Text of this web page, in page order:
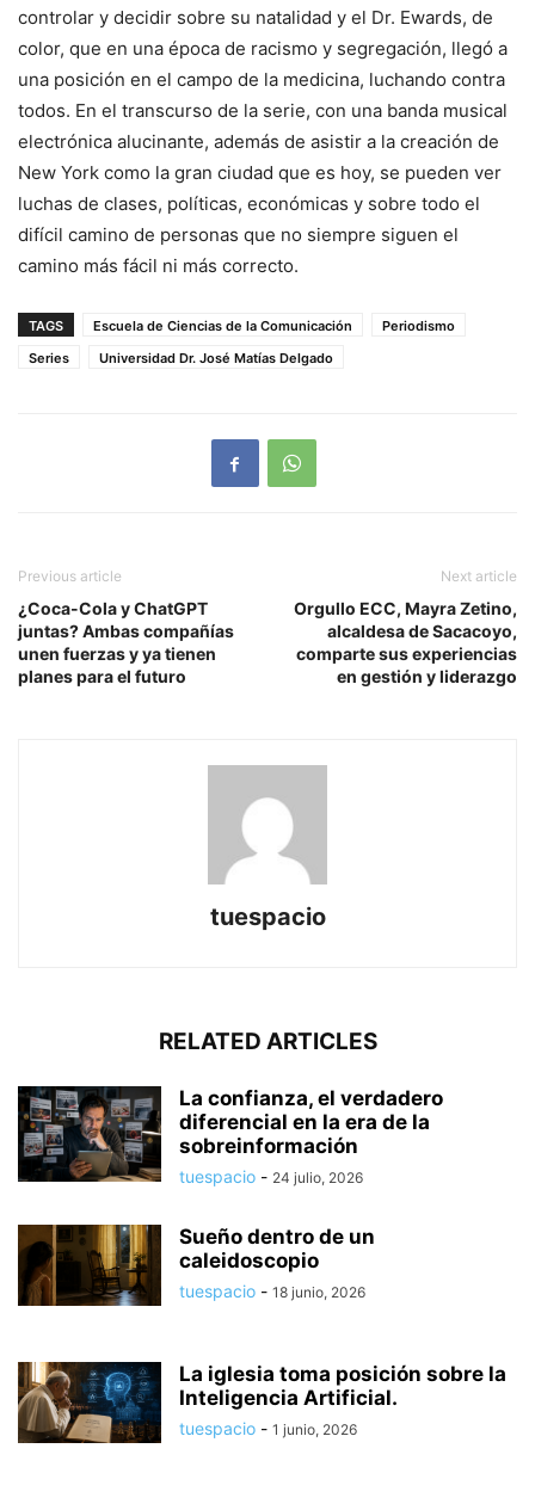
controlar y decidir sobre su natalidad y el Dr. Ewards, de
color, que en una época de racismo y segregación, llegó a
una posición en el campo de la medicina, luchando contra
todos. En el transcurso de la serie, con una banda musical
electrónica alucinante, además de asistir a la creación de
New York como la gran ciudad que es hoy, se pueden ver
luchas de clases, políticas, económicas y sobre todo el
difícil camino de personas que no siempre siguen el
camino más fácil ni más correcto.
TAGS Escuela de Ciencias de la Comunicación
Periodismo
Series
Universidad Dr. José Matías Delgado
Previous article
¿Coca-Cola y ChatGPT
juntas? Ambas compañías
unen fuerzas y ya tienen
planes para el futuro
Next article
Orgullo ECC, Mayra Zetino,
alcaldesa de Sacacoyo,
comparte sus experiencias
en gestión y liderazgo
tuespacio
RELATED ARTICLES
La confianza, el verdadero
diferencial en la era de la
sobreinformación
tuespacio - 24 julio, 2026
Sueño dentro de un
caleidoscopio
tuespacio - 18 junio, 2026
La iglesia toma posición sobre la
Inteligencia Artificial.
tuespacio - 1 junio, 2026